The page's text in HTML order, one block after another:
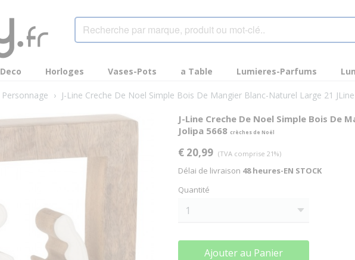
Deco Horloges Vases-Pots a Table Lumieres-Parfums
Personnage › J-Line Creche De Noel Simple Bois De Mangier Blanc-Naturel Large 21
J-Line Creche De Noel Simple Bois De
Jolipa 5668 crèches de Noël
€ 20,99 (TVA comprise 21%)
Délai de livraison 48 heures-EN STOCK
Quantité
Ajouter au Panier